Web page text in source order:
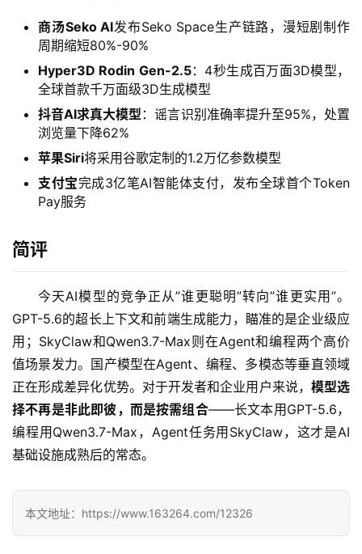
源
目
/
教
程
模
型
商汤Seko AI发布Seko Space生产链路，漫短剧制作
周期缩短80%-90%
Hyper3D Rodin Gen-2.5：4秒生成百万面3D模型，
全球首款千万面级3D生成模型
抖音AI求真大模型：谣言识别准确率提升至95%，处置
浏览量下降62%
苹果Siri将采用谷歌定制的1.2万亿参数模型
支付宝完成3亿笔AI智能体支付，发布全球首个Token
Pay服务
简评
今天AI模型的竞争正从”谁更聪明”转向”谁更实用”。
GPT-5.6的超长上下文和前端生成能力，瞄准的是企业级应
用；SkyClaw和Qwen3.7-Max则在Agent和编程两个高价
值场景发力。国产模型在Agent、编程、多模态等垂直领域
正在形成差异化优势。对于开发者和企业用户来说， 模型选
择不再是非此即彼，而是按需组合——长文本用GPT-5.6，
编程用Qwen3.7-Max，Agent任务用SkyClaw，这才是AI
基础设施成熟后的常态。
本文地址：https://www.163264.com/12326